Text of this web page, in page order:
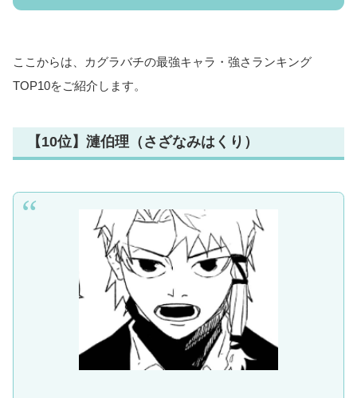
ここからは、カグラバチの最強キャラ・強さランキング
TOP10をご紹介します。
【10位】漣伯理（さざなみはくり）